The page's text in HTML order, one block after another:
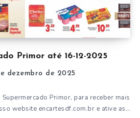
Primor até 16-12-2025
dezembro de 2025
Primor, para receber mais
website encartesdf.com.br e ative as…